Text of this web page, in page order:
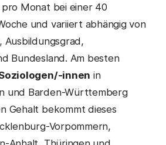
pro Monat bei einer 40
und variiert abhängig von
Bundesland. Am besten
innen in
und Barden-Württemberg
Gehalt bekommt dieses
Vorpommern,